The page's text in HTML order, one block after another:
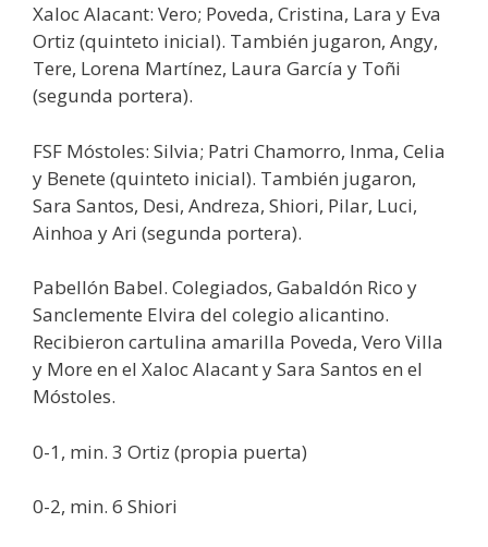
Xaloc Alacant: Vero; Poveda, Cristina, Lara y Eva
Ortiz (quinteto inicial). También jugaron, Angy,
Tere, Lorena Martínez, Laura García y Toñi
(segunda portera).
FSF Móstoles: Silvia; Patri Chamorro, Inma, Celia
y Benete (quinteto inicial). También jugaron,
Sara Santos, Desi, Andreza, Shiori, Pilar, Luci,
Ainhoa y Ari (segunda portera).
Pabellón Babel. Colegiados, Gabaldón Rico y
Sanclemente Elvira del colegio alicantino.
Recibieron cartulina amarilla Poveda, Vero Villa
y More en el Xaloc Alacant y Sara Santos en el
Móstoles.
0-1, min. 3 Ortiz (propia puerta)
0-2, min. 6 Shiori